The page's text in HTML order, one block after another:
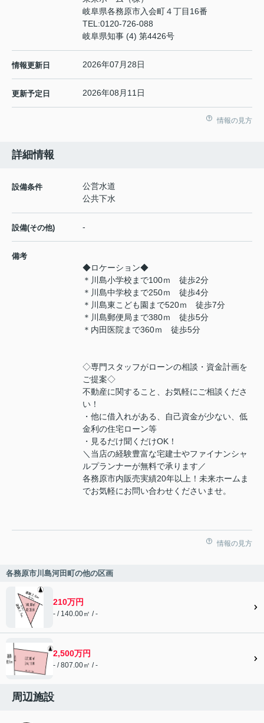
岐阜県各務原市入会町４丁目16番
TEL:0120-726-088
岐阜県知事 (4) 第4426号
情報更新日 2026年07月28日
更新予定日 2026年08月11日
情報の見方
詳細情報
設備条件
公営水道
公共下水
設備(その他) -
備考
◆ロケーション◆
＊川島小学校まで100ｍ 徒歩2分
＊川島中学校まで250ｍ 徒歩4分
＊川島東こども園まで520ｍ 徒歩7分
＊川島郵便局まで380ｍ 徒歩5分
＊内田医院まで360ｍ 徒歩5分
◇専門スタッフがローンの相談・資金計画を
ご提案◇
不動産に関すること、お気軽にご相談くださ
い！
・他に借入れがある、自己資金が少ない、低
金利の住宅ローン等
・見るだけ聞くだけOK！
＼当店の経験豊富な宅建士やファイナンシャ
ルプランナーが無料で承ります／
各務原市内販売実績20年以上！未来ホームま
でお気軽にお問い合わせくださいませ。
情報の見方
各務原市川島河田町の他の区画
210万円
- / 140.00㎡ / -
2,500万円
- / 807.00㎡ / -
周辺施設